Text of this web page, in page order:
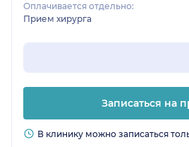
Оплачивается отдельно:
Прием хирурга
Записаться на
В клинику можно записаться